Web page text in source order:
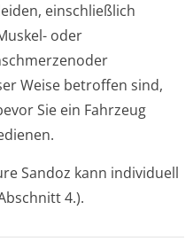
einschließlich
oder
Weise betroffen sind,
Sie ein Fahrzeug
Sandoz kann individuell
4.).